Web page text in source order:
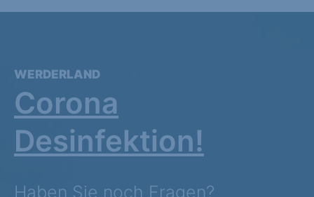
WERDERLAND
Corona
Desinfektion!
Haben Sie noch Fragen?